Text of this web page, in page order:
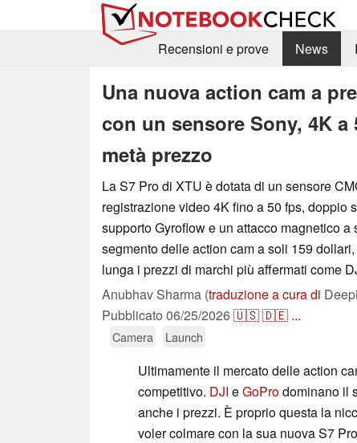
Recensioni e prove
News
Una nuova action cam a
con un sensore Sony, 4K
metà prezzo
La S7 Pro di XTU è dotata di un sensore
registrazione video 4K fino a 50 fps, doppio
supporto Gyroflow e un attacco magnetico a
segmento delle action cam a soli 159
lunga i prezzi di marchi più affermati come
Anubhav Sharma (traduzione a cura di
Pubblicato 06/25/2026🇺🇸🇩🇪 ...
Camera Launch
Ultimamente il mercato delle action
competitivo. DJI eGoProdominano il
anche i prezzi. È proprio questa la
voler colmare con la sua nuova S7